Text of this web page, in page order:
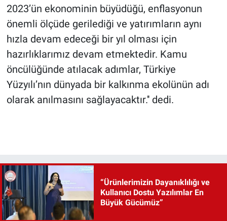
2023’ün ekonominin büyüdüğü, enflasyonun
önemli ölçüde gerilediği ve yatırımların aynı
hızla devam edeceği bir yıl olması için
hazırlıklarımız devam etmektedir. Kamu
öncülüğünde atılacak adımlar, Türkiye
Yüzyılı’nın dünyada bir kalkınma ekolünün adı
olarak anılmasını sağlayacaktır.'' dedi.
“Ürünlerimizin Dayanıklılığı ve
Kullanıcı Dostu Yazılımlar En
Büyük Gücümüz”